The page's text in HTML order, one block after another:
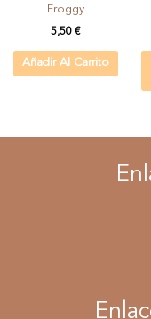
Froggy
5,50€
Añadir Al Carrito